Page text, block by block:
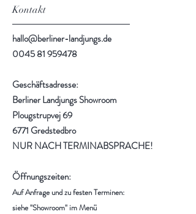
Kontakt
hallo@berliner-landjungs.de
0045 81 959478
Geschäftsadresse:
Berliner Landjungs Showroom
Plougstrupvej 69
6771 Gredstedbro
NUR NACH TERMINABSPRACHE!
Öffnungszeiten:
Auf Anfrage und zu festen Terminen:
siehe "Showroom" im Menü